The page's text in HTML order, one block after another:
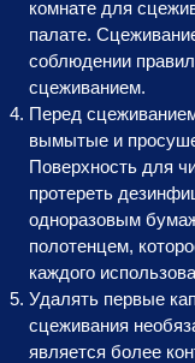
комнате для
палате.
соблюдении
сцеживанием.
Перед
вымытые и
Поверхность для
протереть
одноразовым
полотенцем,
каждого
Удалять первые
сцеживания
является более